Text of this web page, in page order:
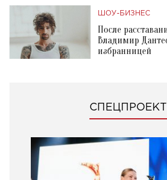
ШОУ-БИЗНЕС
После
Владимир
избранницей